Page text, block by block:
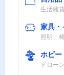
生活雑
家具・
照明、
ホビー
ドロー